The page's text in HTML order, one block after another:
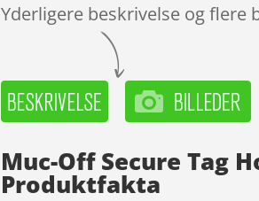
Yderligere beskrivelse og flere
Muc-Off Secure Tag
Produktfakta